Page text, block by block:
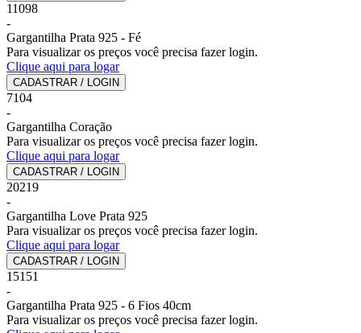
11098
-
Gargantilha Prata 925 - Fé
Para visualizar os preços você precisa fazer login.
Clique aqui para logar
CADASTRAR / LOGIN
7104
-
Gargantilha Coração
Para visualizar os preços você precisa fazer login.
Clique aqui para logar
CADASTRAR / LOGIN
20219
-
Gargantilha Love Prata 925
Para visualizar os preços você precisa fazer login.
Clique aqui para logar
CADASTRAR / LOGIN
15151
-
Gargantilha Prata 925 - 6 Fios 40cm
Para visualizar os preços você precisa fazer login.